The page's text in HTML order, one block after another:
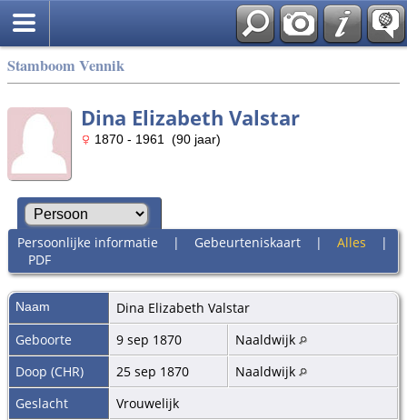
Stamboom Vennik
Dina Elizabeth Valstar
1870 - 1961 (90 jaar)
Persoonlijke informatie | Gebeurteniskaart| Alles |
PDF
Naam Dina Elizabeth Valstar
Geboorte
9 sep 1870
Naaldwijk
Doop (CHR)
25 sep 1870
Naaldwijk
Geslacht
Vrouwelijk